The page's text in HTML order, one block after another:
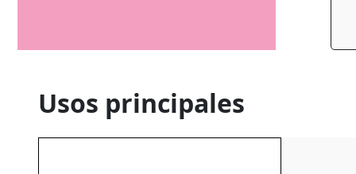
Usos principales